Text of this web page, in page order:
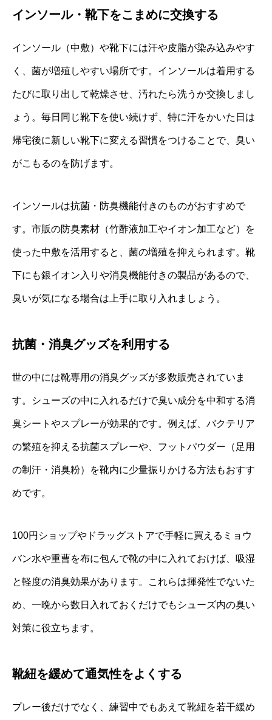
インソール・靴下をこまめに交換する
インソール（中敷）や靴下には汗や皮脂が染み込みやす
く、菌が増殖しやすい場所です。インソールは着用する
たびに取り出して乾燥させ、汚れたら洗うか交換しまし
ょう。毎日同じ靴下を使い続けず、特に汗をかいた日は
帰宅後に新しい靴下に変える習慣をつけることで、臭い
がこもるのを防げます。
インソールは抗菌・防臭機能付きのものがおすすめで
す。市販の防臭素材（竹酢液加工やイオン加工など）を
使った中敷を活用すると、菌の増殖を抑えられます。靴
下にも銀イオン入りや消臭機能付きの製品があるので、
臭いが気になる場合は上手に取り入れましょう。
抗菌・消臭グッズを利用する
世の中には靴専用の消臭グッズが多数販売されていま
す。シューズの中に入れるだけで臭い成分を中和する消
臭シートやスプレーが効果的です。例えば、バクテリア
の繁殖を抑える抗菌スプレーや、フットパウダー（足用
の制汗・消臭粉）を靴内に少量振りかける方法もおすす
めです。
100円ショップやドラッグストアで手軽に買えるミョウ
バン水や重曹を布に包んで靴の中に入れておけば、吸湿
と軽度の消臭効果があります。これらは揮発性でないた
め、一晩から数日入れておくだけでもシューズ内の臭い
対策に役立ちます。
靴紐を緩めて通気性をよくする
プレー後だけでなく、練習中でもあえて靴紐を若干緩め